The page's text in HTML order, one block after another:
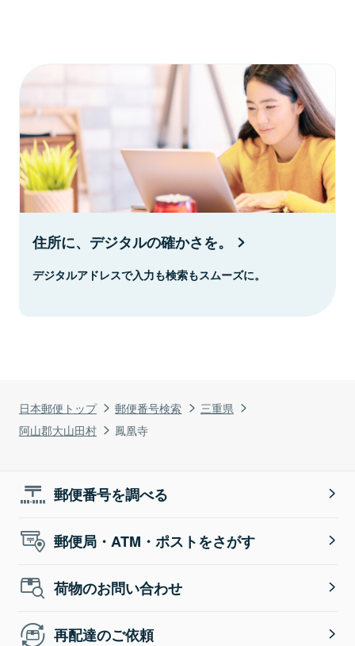
日本郵便トップ 郵便番号検索
三重県
阿山郡大山田村
鳳凰寺
住所に、デジタルの確かさを。
デジタルアドレスで入力も検索もスムーズに。
郵便番号を調べる
郵便局・ATM・ポストをさがす
荷物のお問い合わせ
再配達のご依頼